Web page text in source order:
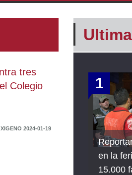
tres
Colegio
2024-01-19
1
en la
15.000